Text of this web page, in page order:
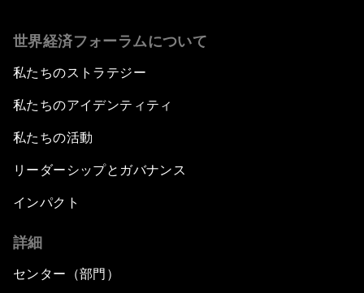
世界経済フォーラムについて
私たちのストラテジー
私たちのアイデンティティ
私たちの活動
リーダーシップとガバナンス
インパクト
詳細
センター（部門）